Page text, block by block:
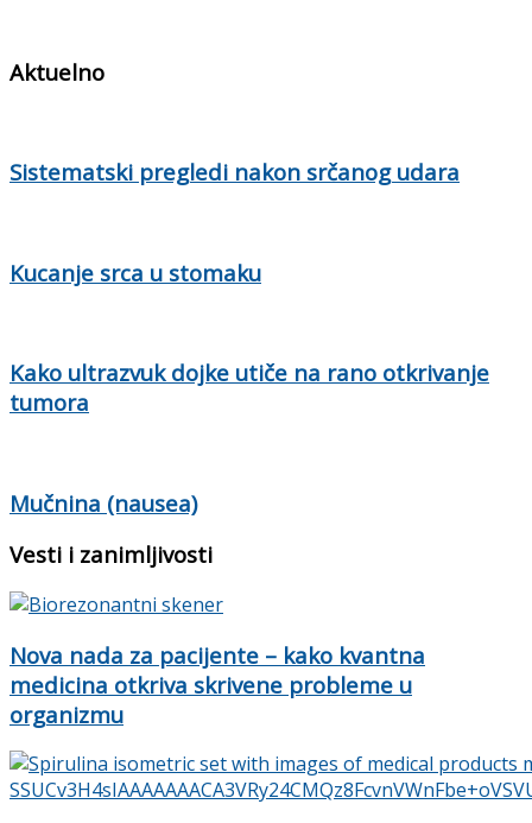
Aktuelno
Sistematski pregledi nakon srčanog udara
Kucanje srca u stomaku
Kako ultrazvuk dojke utiče na rano otkrivanje
tumora
Mučnina (nausea)
Vesti i zanimljivosti
Nova nada za pacijente – kako kvantna
medicina otkriva skrivene probleme u
organizmu